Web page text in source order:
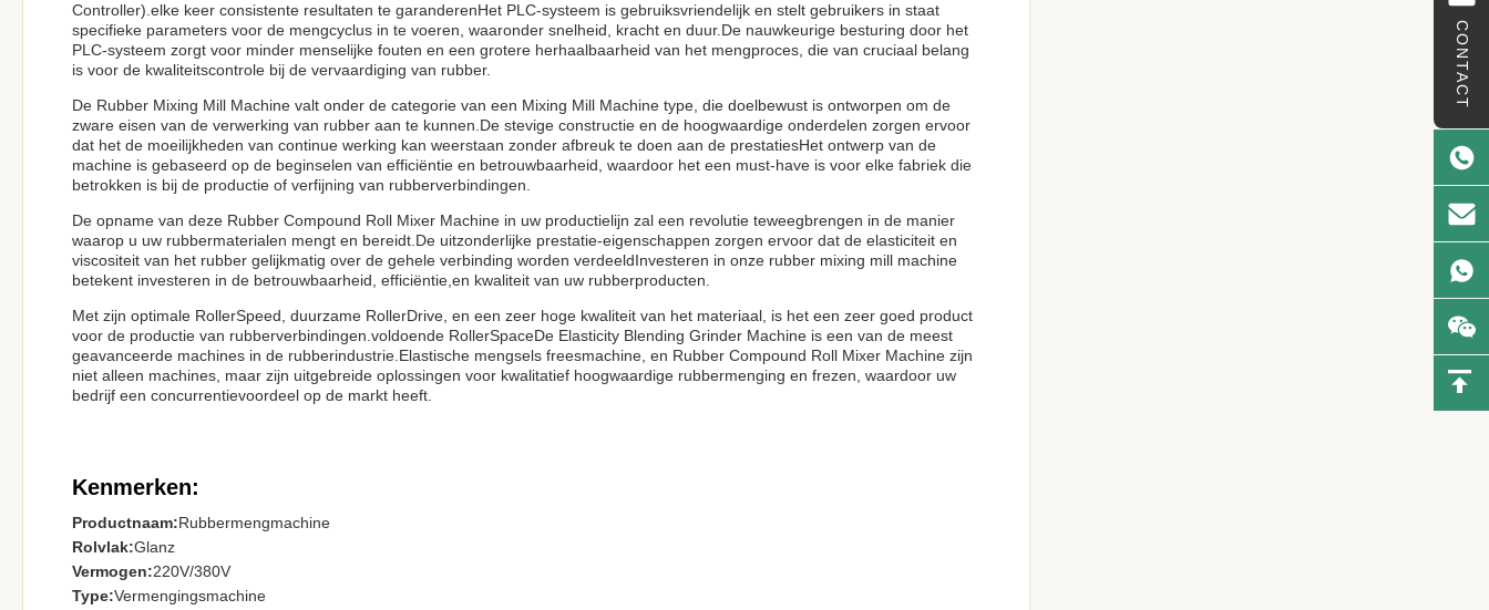
CONTACT
Controller).elke keer consistente resultaten te garanderenHet PLC-systeem is gebruiksvriendelijk en stelt gebruikers in staat
specifieke parameters voor de mengcyclus in te voeren, waaronder snelheid, kracht en duur.De nauwkeurige besturing door het
PLC-systeem zorgt voor minder menselijke fouten en een grotere herhaalbaarheid van het mengproces, die van cruciaal belang
is voor de kwaliteitscontrole bij de vervaardiging van rubber.
De Rubber Mixing Mill Machine valt onder de categorie van een Mixing Mill Machine type, die doelbewust is ontworpen om de
zware eisen van de verwerking van rubber aan te kunnen.De stevige constructie en de hoogwaardige onderdelen zorgen ervoor
dat het de moeilijkheden van continue werking kan weerstaan zonder afbreuk te doen aan de prestatiesHet ontwerp van de
machine is gebaseerd op de beginselen van efficiëntie en betrouwbaarheid, waardoor het een must-have is voor elke fabriek die
betrokken is bij de productie of verfijning van rubberverbindingen.
De opname van deze Rubber Compound Roll Mixer Machine in uw productielijn zal een revolutie teweegbrengen in de manier
waarop u uw rubbermaterialen mengt en bereidt.De uitzonderlijke prestatie-eigenschappen zorgen ervoor dat de elasticiteit en
viscositeit van het rubber gelijkmatig over de gehele verbinding worden verdeeldInvesteren in onze rubber mixing mill machine
betekent investeren in de betrouwbaarheid, efficiëntie,en kwaliteit van uw rubberproducten.
Met zijn optimale RollerSpeed, duurzame RollerDrive, en een zeer hoge kwaliteit van het materiaal, is het een zeer goed product
voor de productie van rubberverbindingen.voldoende RollerSpaceDe Elasticity Blending Grinder Machine is een van de meest
geavanceerde machines in de rubberindustrie.Elastische mengsels freesmachine, en Rubber Compound Roll Mixer Machine zijn
niet alleen machines, maar zijn uitgebreide oplossingen voor kwalitatief hoogwaardige rubbermenging en frezen, waardoor uw
bedrijf een concurrentievoordeel op de markt heeft.
Kenmerken:
Productnaam:Rubbermengmachine
Rolvlak:Glanz
Vermogen:220V/380V
Type:Vermengingsmachine